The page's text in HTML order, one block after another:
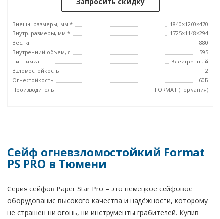
Внешн. размеры, мм *
1840×1260×470
Внутр. размеры, мм *
1725×1148×294
Вес, кг
880
Внутренний объем, л
595
Тип замка
Электронный
Взломостойкость
2
Огнестойкость
60Б
Производитель
FORMAT (Германия)
Сейф огневзломостойкий Format
PS PRO в Тюмени
Серия сейфов Paper Star Pro – это немецкое сейфовое
оборудование высокого качества и надёжности, которому
не страшен ни огонь, ни инструменты грабителей. Купив